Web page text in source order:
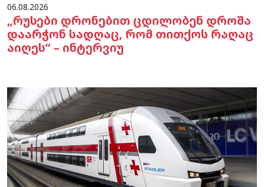
06.08.2026
„რუსები დრონებით ცდილობენ დროშა
დაარჭონ სადღაც, რომ თითქოს რაღაც
აიღეს“ – ინტერვიუ